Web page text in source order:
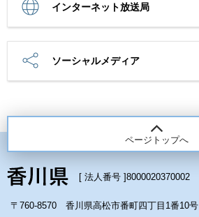
インターネット放送局
ソーシャルメディア
ページトップへ
[ 法人番号 ]8000020370002
〒760-8570 香川県高松市番町四丁目1番10号